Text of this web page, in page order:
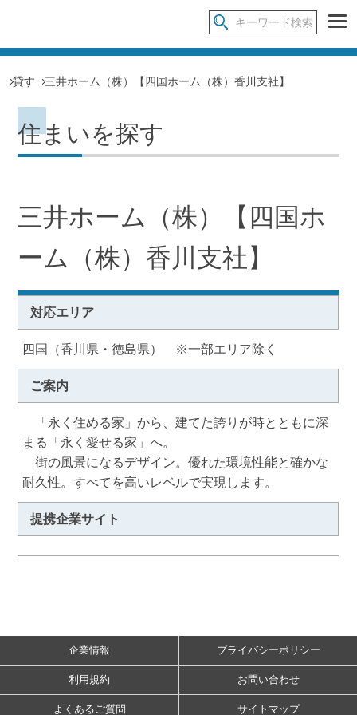
貸す 三井ホーム（株）【四国ホーム（株）香川支社】
住まいを探す
三井ホーム（株）【四国ホ
ーム（株）香川支社】
対応エリア
四国（香川県・徳島県） ※一部エリア除く
ご案内
「永く住める家」から、建てた誇りが時とともに深
まる「永く愛せる家」へ。
街の風景になるデザイン。優れた環境性能と確かな
耐久性。すべてを高いレベルで実現します。
提携企業サイト
企業情報 プライバシーポリシー
利用規約 お問い合わせ
よくあるご質問 サイトマップ